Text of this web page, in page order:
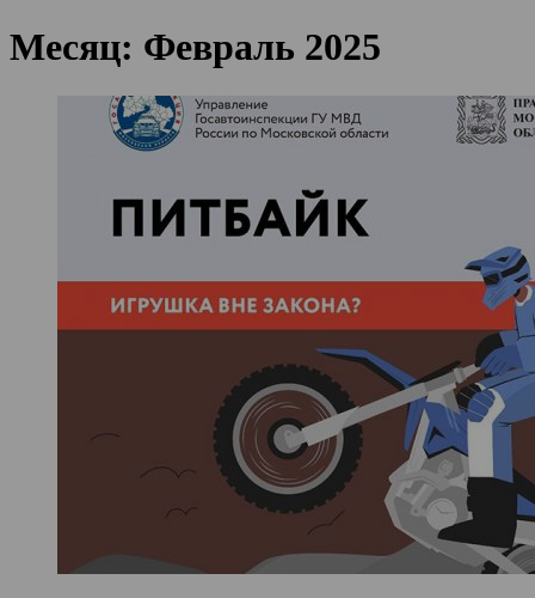
Месяц: Февраль 2025